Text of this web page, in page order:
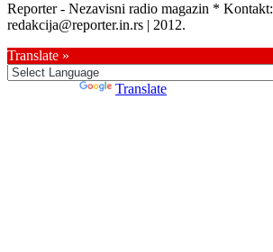
Reporter - Nezavisni radio magazin * Kontakt:
redakcija@reporter.in.rs | 2012.
Translate »
Translate